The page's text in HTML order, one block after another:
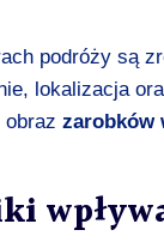
podróży są
lokalizacja
zarobków